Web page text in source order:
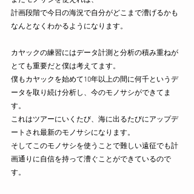
計画段階で今日の海況で自分がどこまで漕げるかも
なんとなくわかるようになります。
カヤックの練習にはデータ計測と分析の積み重ねが
とても重要だと僕は考えてます。
僕もカヤックを始めて10年以上の間に何千というデ
ータを取り続け分析し、今のモノサシができてま
す。
これはツアーにいくたび、海に出るたびにアップデ
ートされ最新のモノサシになります。
そしてこのモノサシを使うことで難しい遠征でも計
画通りに自信を持って漕ぐことができているので
す。